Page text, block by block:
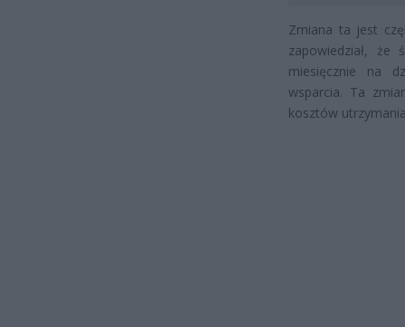
Zmiana ta jest
zapowiedział, że
miesięcznie na
wsparcia. Ta
kosztów